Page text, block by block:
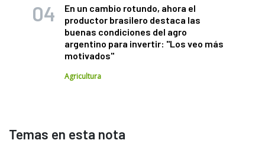
En un cambio rotundo, ahora el
productor brasilero destaca las
buenas condiciones del agro
argentino para invertir: "Los veo más
motivados"
Agricultura
Temas en esta nota